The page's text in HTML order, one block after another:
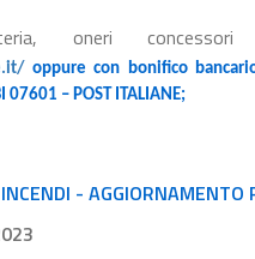
oneri
oppurecon bonifico
07601 – POST ITALIANE;
- AGGIORNAMENTO